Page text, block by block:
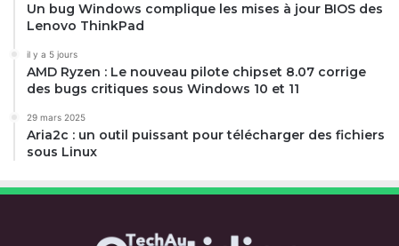
Un bug Windows complique les mises à jour BIOS des
Lenovo ThinkPad
il y a 5 jours
AMD Ryzen : Le nouveau pilote chipset 8.07 corrige
des bugs critiques sous Windows 10 et 11
29 mars 2025
Aria2c : un outil puissant pour télécharger des fichiers
sous Linux